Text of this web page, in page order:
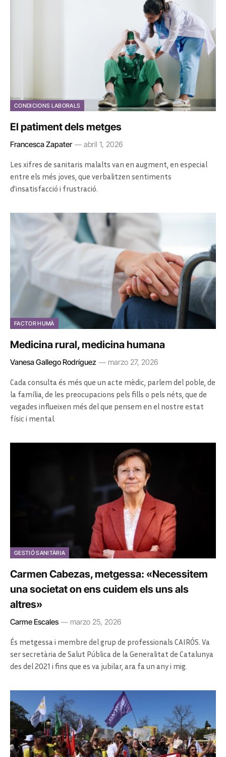
CONDICIONS LABORALS
El patiment dels metges
Francesca Zapater abril 1, 2026
Les xifres de sanitaris malalts van en augment, en especial
entre els més joves, que verbalitzen sentiments
d’insatisfacció i frustració.
FACTOR HUMÀ
Medicina rural, medicina humana
Vanesa Gallego Rodríguez marzo 27, 2026
Cada consulta és més que un acte mèdic, parlem del poble, de
la família, de les preocupacions pels fills o pels néts, que de
vegades influeixen més del que pensem en el nostre estat
físic i mental.
GESTIÓ SANITÀRIA
Carmen Cabezas, metgessa: «Necessitem
una societat on ens cuidem els uns als
altres»
Carme Escales marzo 25, 2026
És metgessa i membre del grup de professionals CAIRÓS. Va
ser secretària de Salut Pública de la Generalitat de Catalunya
des del 2021 i fins que es va jubilar, ara fa un any i mig.